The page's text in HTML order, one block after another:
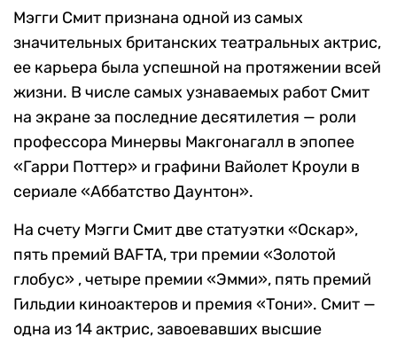
Мэгги Смит признана одной из самых
значительных британских театральных актрис,
ее карьера была успешной на протяжении всей
жизни. В числе самых узнаваемых работ Смит
на экране за последние десятилетия — роли
профессора Минервы Макгонагалл в эпопее
«Гарри Поттер» и графини Вайолет Кроули в
сериале «Аббатство Даунтон».
На счету Мэгги Смит две статуэтки «Оскар»,
пять премий BAFTA, три премии «Золотой
глобус» , четыре премии «Эмми», пять премий
Гильдии киноактеров и премия «Тони». Смит —
одна из 14 актрис, завоевавших высшие